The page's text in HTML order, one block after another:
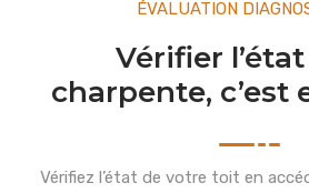
ÉVALUATION
Vérifier
charpente, c’est
Vérifiez l’état de votre toit en